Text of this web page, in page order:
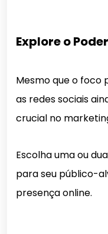
Explore o
Mesmo que o foco
as redes sociais
crucial no
Escolha uma ou
para seu público-
presença online.